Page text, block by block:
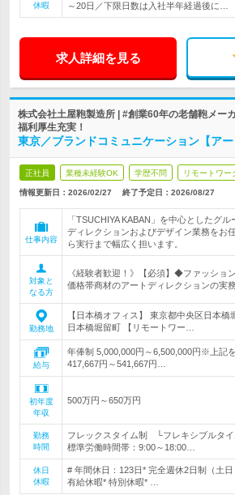
休暇
～20日／下限日数は入社半年経過後に…
求人詳細を見る
株式会社土屋鞄製造所 | #創業60年の老舗鞄メー
福利厚生充実！
東京／ブランドコミュニケーション【アー
正社員 業種未経験OK 学歴不問 リモートワー
情報更新日：2026/02/27 終了予定日： 2026/08/27
仕事内容
「TSUCHIYA KABAN」を中心としたグ
ディレクションおよびデザイン業務をお
ら実行まで幅広く担います。
対象と
なる方
《経験者歓迎！》【必須】◆ファッショ
価格帯商材のアートディレクションの実
勤務地
【日本橋オフィス】 東京都中央区日本橋
日本橋堀留町 【リモートワー…
給与
年俸制 5,000,000円～6,500,000円※上記
417,667円～541,667円…
初年度
年収
500万円～650万円
勤務
時間
フレックスタイム制 └フレキシブルタイ
標準労働時間帯：9:00～18:00…
休日
休暇
# 年間休日：123日* 完全週休2日制（土
有給休暇* 特別休暇* …